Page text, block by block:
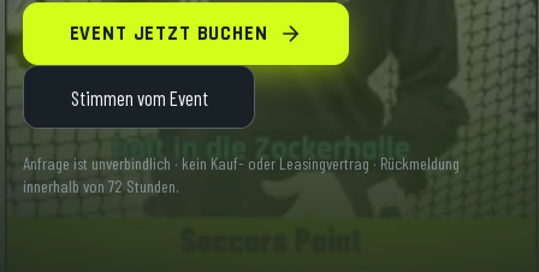
EVENT JETZT BUCHEN
Stimmen vom Event
Anfrage ist unverbindlich · kein Kauf- oder Leasingvertrag · Rückmeldung
innerhalb von 72 Stunden.